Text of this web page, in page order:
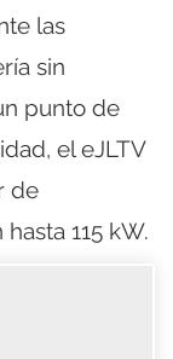
las
sin
punto de
el eJLTV
de
115 kW.